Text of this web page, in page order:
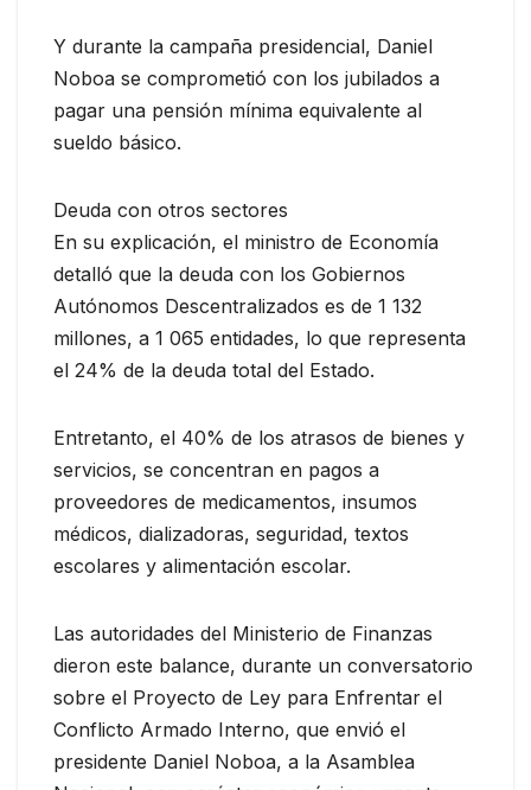
Y durante la campaña presidencial, Daniel
Noboa se comprometió con los jubilados a
pagar una pensión mínima equivalente al
sueldo básico.
Deuda con otros sectores
En su explicación, el ministro de Economía
detalló que la deuda con los Gobiernos
Autónomos Descentralizados es de 1 132
millones, a 1 065 entidades, lo que representa
el 24% de la deuda total del Estado.
Entretanto, el 40% de los atrasos de bienes y
servicios, se concentran en pagos a
proveedores de medicamentos, insumos
médicos, dializadoras, seguridad, textos
escolares y alimentación escolar.
Las autoridades del Ministerio de Finanzas
dieron este balance, durante un conversatorio
sobre el Proyecto de Ley para Enfrentar el
Conflicto Armado Interno, que envió el
presidente Daniel Noboa, a la Asamblea